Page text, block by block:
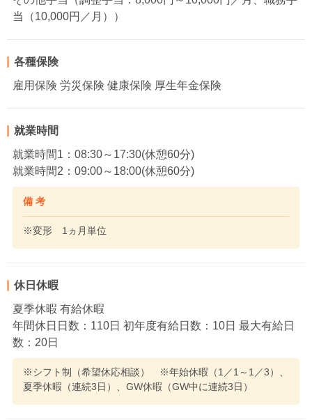
当（10,000円／月））
各種保険
雇用保険 労災保険 健康保険 厚生年金保険
就業時間
就業時間1：08:30～17:30(休憩60分)
就業時間2：09:00～18:00(休憩60分)
備 考
※変形 1ヵ月単位
休日休暇
夏季休暇 有給休暇
年間休日日数：110日 初年度有給日数：10日 最大有給日
数：20日
※シフト制（希望休応相談） ※年始休暇（1／1～1／3）、
夏季休暇（連続3日）、GW休暇（GW中に連続3日）